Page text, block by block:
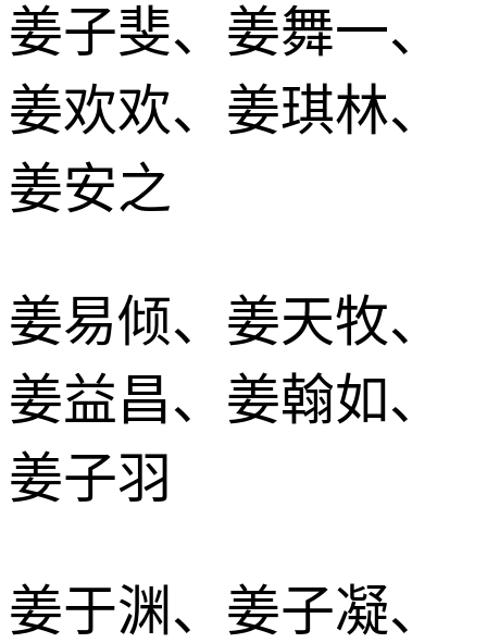
姜子斐、姜舞一、
姜欢欢、姜琪林、
姜安之
姜易倾、姜天牧、
姜益昌、姜翰如、
姜子羽
姜于渊、姜子凝、